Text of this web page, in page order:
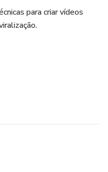
para criar vídeos
envolvente, cheio de
(200+ imagens)